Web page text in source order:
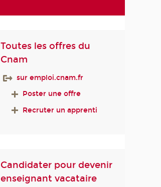
Toutes les offres du
Cnam
sur emploi.cnam.fr
Poster une offre
Recruter un apprenti
Candidater pour devenir
enseignant vacataire